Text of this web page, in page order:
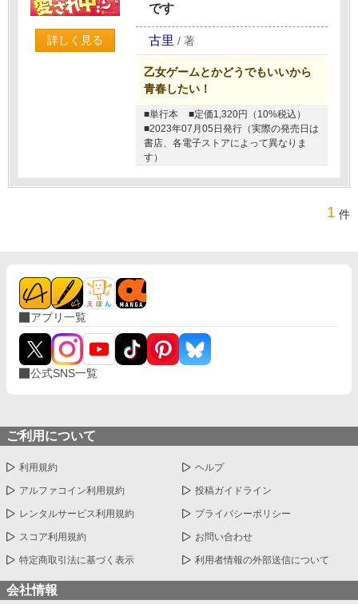
詳しく見る
です
古里 / 著
乙女ゲームとかどうでもいいから
青春したい！
■単行本
■定価1,320円（10%税込）
■2023年07月05日発行（実際の発売日は
書店、各電子ストアによって異なりま
す）
1 件
アプリ一覧
公式SNS一覧
ご利用について
利用規約 ヘルプ
アルファコイン利用規約 投稿ガイドライン
レンタルサービス利用規約 プライバシーポリシー
スコア利用規約 お問い合わせ
特定商取引法に基づく表示 利用者情報の外部送信について
会社情報